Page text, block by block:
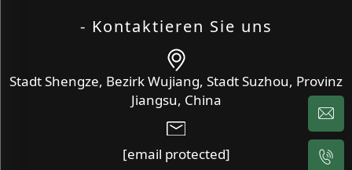
- Kontaktieren Sie uns
Stadt Shengze, Bezirk Wujiang, Stadt Suzhou, Provinz
Jiangsu, China
[email protected]